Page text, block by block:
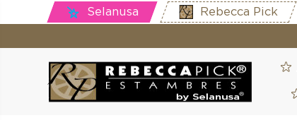
Selanusa Rebecca Pick